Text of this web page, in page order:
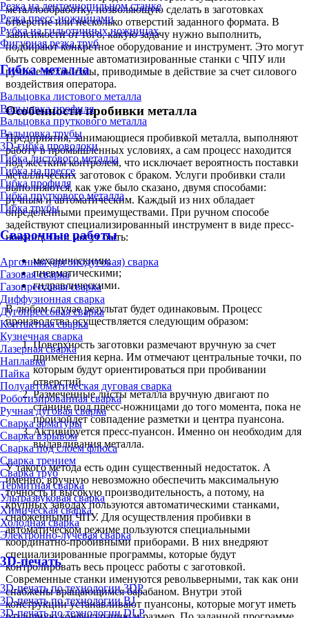
Резка на ленточнопильном станке
Резка пресс-ножницами
Рубка на гильотинных ножницах
Фигурная резка труб
Гибка металла
Вальцовка листового металла
Вальцовка профиля
Вальцовка пруткового металла
Вальцовка трубы
3D-гибка проволоки
Гибка листового металла
Гибка на прессе
Гибка профиля
Гибка пруткового металла
Гибка трубы
Сварочные работы
Аргонная (аргонодуговая) сварка
Газовая сварка
Газопрессовая сварка
Диффузионная сварка
Дугопрессовая сварка
Контактная сварка
Кузнечная сварка
Лазерная сварка
Наплавка
Пайка
Полуавтоматическая дуговая сварка
Роботизированная сварка
Ручная дуговая сварка
Сварка арматуры
Сварка взрывом
Сварка под слоем флюса
Сварка трением
Сварка труб
Термитная сварка
Ультразвуковая сварка
Химическая сварка
Холодная сварка
Электронно-лучевая сварка
3D-печать
3D-печать по технологии 3DP
3D-печать по технологии BJ
3D-печать по технологии DLP
металлообработку, позволяющую сделать в заготовках
отверстие или несколько отверстий заданного формата. В
зависимости от того, какую задачу нужно выполнить,
подбирают конкретное оборудование и инструмент. Это могут
быть современные автоматизированные станки с ЧПУ или
ручные механизмы, приводимые в действие за счет силового
воздействия оператора.
Особенности пробивки металла
Предприятия, занимающиеся пробивкой металла, выполняют
работу в промышленных условиях, а сам процесс находится
под жестким контролем, что исключает вероятность поставки
металлических заготовок с браком. Услуги пробивки стали
выполняются, как уже было сказано, двумя способами:
ручным и автоматическим. Каждый из них обладает
определенными преимуществами. При ручном способе
задействуют специализированный инструмент в виде пресс-
ножниц. Они могут быть:
механическими;
пневматическими;
гидравлическими.
В любом случае результат будет одинаковым. Процесс
производства осуществляется следующим образом:
Поверхность заготовки размечают вручную за счет
применения керна. Им отмечают центральные точки, по
которым будут ориентироваться при пробивании
отверстий.
Размеченные листы металла вручную двигают по
станине под пресс-ножницами до того момента, пока не
произойдет совпадение разметки и центра пуансона.
Активируется пресс-пуансон. Именно он необходим для
выдавливания металла.
У такого метода есть один существенный недостаток. А
именно, вручную невозможно обеспечить максимальную
точность и высокую производительность, а потому, на
крупных заводах пользуются автоматическими станками,
снабженными ЧПУ. Для осуществления пробивки в
автоматическом режиме пользуются специальными
координатно-пробивными приборами. В них внедряют
специализированные программы, которые будут
контролировать весь процесс работы с заготовкой.
Современные станки именуются револьверными, так как они
снабжены вращающимся барабаном. Внутри этой
конструкции устанавливают пуансоны, которые могут иметь